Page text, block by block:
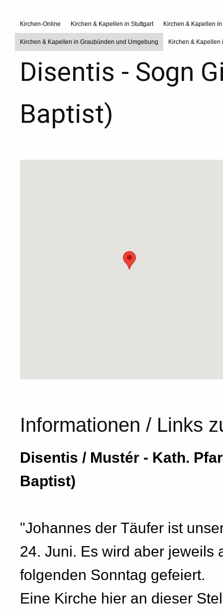
Kirchen-Online Kirchen & Kapellen in Stuttgart Kirchen & Kapellen
Kirchen & Kapellen in Graubünden und Umgebung Kirchen & Kapellen
Disentis - Sogn
Baptist)
Informationen / Links
Disentis / Mustér - Kath.
Baptist)
"Johannes der Täufer ist
24. Juni. Es wird aber jeweils
folgenden Sonntag gefeiert.
Eine Kirche hier an dieser